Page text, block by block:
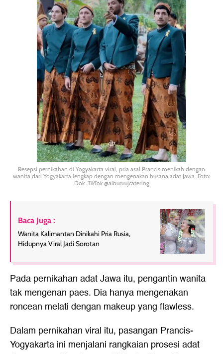
Resepsi pernikahan di Yogyakarta viral, pria asal Prancis menikah dengan
wanita dari Yogyakarta lengkap dengan mengenakan busana adat Jawa. Foto:
Dok. TikTok @alburuujcatering
Baca Juga :
Wanita Kalimantan Dinikahi Pria Rusia,
Hidupnya Viral Jadi Sorotan
Pada pernikahan adat Jawa itu, pengantin wanita
tak mengenan paes. Dia hanya mengenakan
roncean melati dengan makeup yang flawless.
Dalam pernikahan viral itu, pasangan Prancis-
Yogyakarta ini menjalani rangkaian prosesi adat